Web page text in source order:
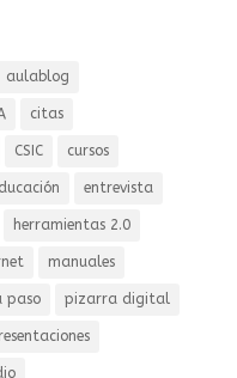
aulablog
citas
CSIC cursos
entrevista
herramientas 2.0
manuales
paso pizarra digital